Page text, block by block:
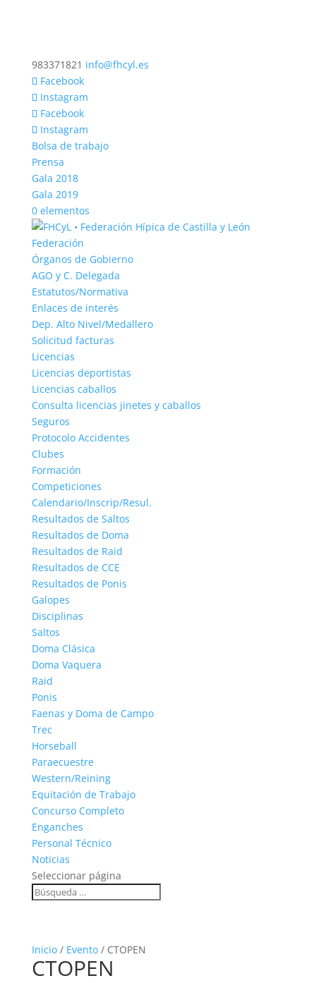
983371821 info@fhcyl.es
Facebook
Instagram
Facebook
Instagram
Bolsa de trabajo
Prensa
Gala 2018
Gala 2019
0 elementos
Federación
Órganos de Gobierno
AGO y C. Delegada
Estatutos/Normativa
Enlaces de interés
Dep. Alto Nivel/Medallero
Solicitud facturas
Licencias
Licencias deportistas
Licencias caballos
Consulta licencias jinetes y caballos
Seguros
Protocolo Accidentes
Clubes
Formación
Competiciones
Calendario/Inscrip/Resul.
Resultados de Saltos
Resultados de Doma
Resultados de Raid
Resultados de CCE
Resultados de Ponis
Galopes
Disciplinas
Saltos
Doma Clásica
Doma Vaquera
Raid
Ponis
Faenas y Doma de Campo
Trec
Horseball
Paraecuestre
Western/Reining
Equitación de Trabajo
Concurso Completo
Enganches
Personal Técnico
Noticias
Seleccionar página
Inicio/ Evento/ CTOPEN
CTOPEN